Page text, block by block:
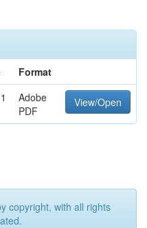
Format
Adobe
PDF
View/Open
copyright, with all rights